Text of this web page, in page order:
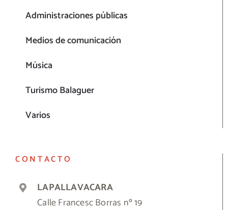
Administraciones públicas
Medios de comunicación
Música
Turismo Balaguer
Varios
CONTACTO
LAPALLAVACARA
Calle Francesc Borras nº 19